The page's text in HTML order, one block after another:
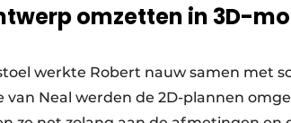
omzetten in 3D-
werkte Robert nauw samen met
van Neal werden de 2D-plannen